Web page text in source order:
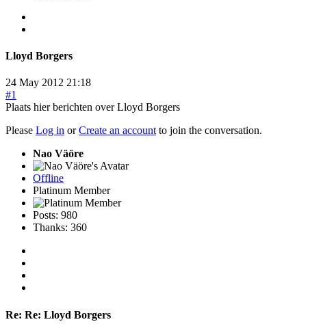
Lloyd Borgers
24 May 2012 21:18
#1
Plaats hier berichten over Lloyd Borgers
Please Log in orCreate an account to join the conversation.
Nao Väöre
Offline
Platinum Member
Posts: 980
Thanks: 360
Re: Re: Lloyd Borgers